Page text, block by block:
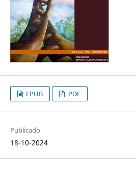
EPUB PDF
Publicado
18-10-2024